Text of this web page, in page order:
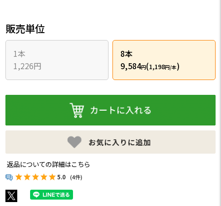
販売単位
1本
1,226円
8本
9,584円(1,198円/本)
返品についての詳細はこちら
5.0 (4件)